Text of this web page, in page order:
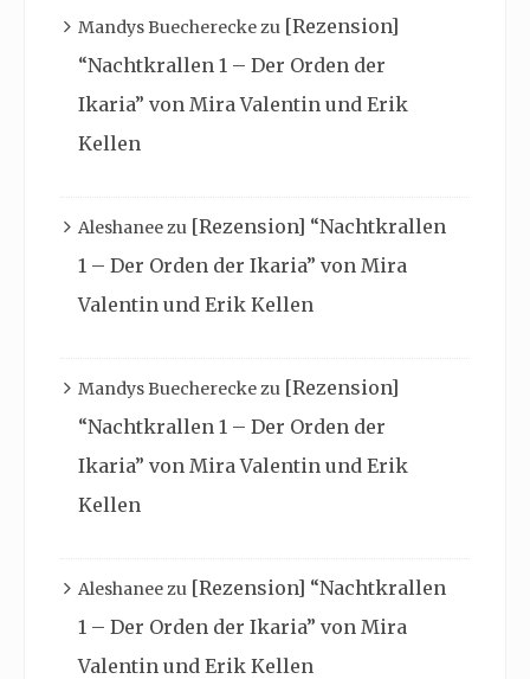
Mandys Buechereckezu [Rezension]
“Nachtkrallen 1 – Der Orden der
Ikaria” von Mira Valentin und Erik
Kellen
Aleshaneezu [Rezension] “Nachtkrallen
1 – Der Orden der Ikaria” von Mira
Valentin und Erik Kellen
Mandys Buechereckezu [Rezension]
“Nachtkrallen 1 – Der Orden der
Ikaria” von Mira Valentin und Erik
Kellen
Aleshaneezu [Rezension] “Nachtkrallen
1 – Der Orden der Ikaria” von Mira
Valentin und Erik Kellen